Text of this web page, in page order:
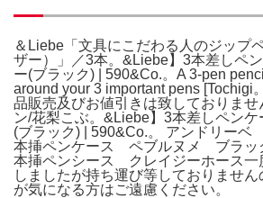
＆Liebe「文具にこだわる人のジップ
ザー）」／3本。&Liebe】3本差しペ
ー(ブラック) | 590&Co.。A 3-pen
around your 3 important pens [Tochigi
品販売及びお値引きは致しておりま
ン/花梨こぶ。&Liebe】3本差しペン
(ブラック) | 590&Co.。 アンドリー
本挿ペンケース ペブルヌメ ブラ
本挿ペンシース クレイジーホース一
しましたが持ち運び等しておりませ
が気になる方はご遠慮ください。